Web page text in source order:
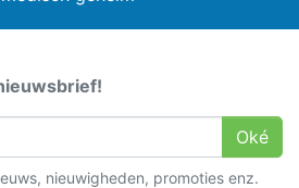
Oké
nieuwigheden, promoties enz.